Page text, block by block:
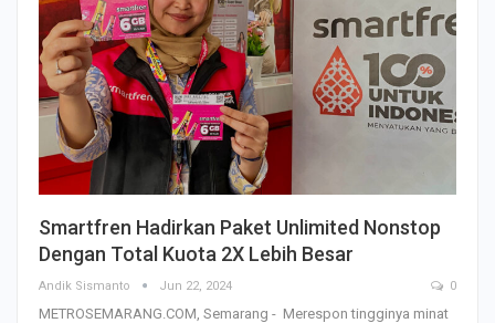
Smartfren Hadirkan Paket Unlimited Nonstop
Dengan Total Kuota 2X Lebih Besar
Andik Sismanto Jun 22, 2024 0
METROSEMARANG.COM, Semarang - Merespon tingginya minat